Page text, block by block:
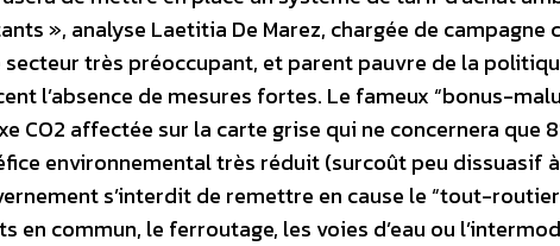
», analyse Laetitia De Marez, chargée de campagne
très préoccupant, et parent pauvre de la
l’absence de mesures fortes. Le fameux “bonus-
CO2 affectée sur la carte grise qui ne concernera que
environnemental très réduit (surcoût peu dissuasif à
s’interdit de remettre en cause le “tout-
en commun, le ferroutage, les voies d’eau ou